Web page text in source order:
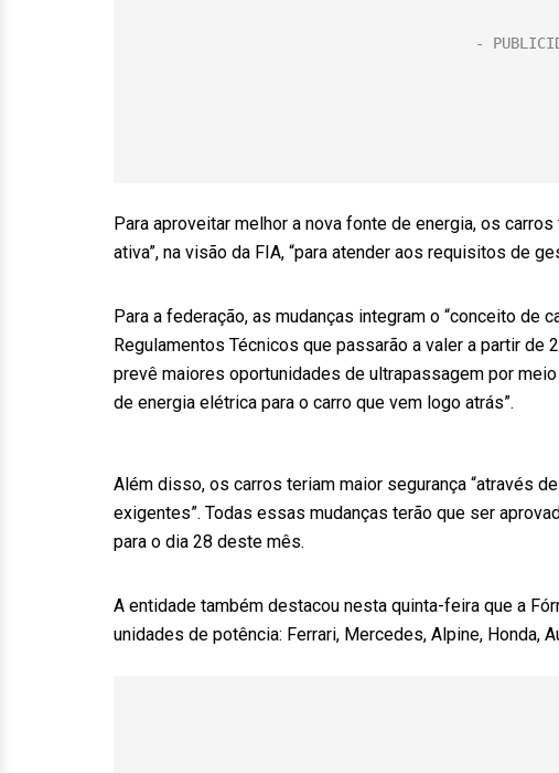
Para aproveitar melhor a nova fonte de energia, os
ativa”, na visão da FIA, “para atender aos requisitos de
Para a federação, as mudanças integram o “conceito de
Regulamentos Técnicos que passarão a valer a partir
prevê maiores oportunidades de ultrapassagem por
de energia elétrica para o carro que vem logo atrás”.
Além disso, os carros teriam maior segurança “através
exigentes”. Todas essas mudanças terão que ser
para o dia 28 deste mês.
A entidade também destacou nesta quinta-feira que a
unidades de potência: Ferrari, Mercedes, Alpine, Honda,